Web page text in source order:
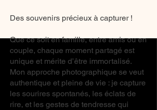
Des souvenirs précieux à capturer !
Que ce soit en famille, entre amis ou en
couple, chaque moment partagé est
unique et mérite d’être immortalisé.
Mon approche photographique se veut
authentique et pleine de vie : je capture
les sourires spontanés, les éclats de
rire, et les gestes de tendresse qui